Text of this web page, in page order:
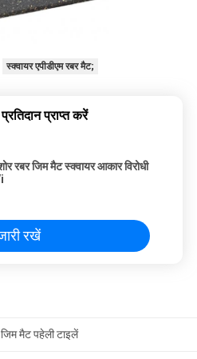
स्क्वायर एपीडीएम रबर मैट;
प्राप्त करें
शोर रबर जिम मैट स्क्वायर आकार विरोधी
रखें
मैट पहेली टाइलें